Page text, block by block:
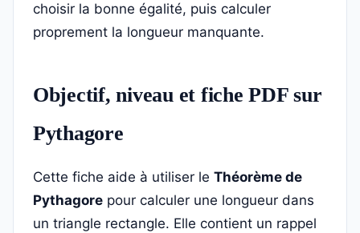
choisir la bonne égalité, puis calculer
proprement la longueur manquante.
Objectif, niveau et fiche PDF sur
Pythagore
Cette fiche aide à utiliser le Théorème de
Pythagore pour calculer une longueur dans
un triangle rectangle. Elle contient un rappel